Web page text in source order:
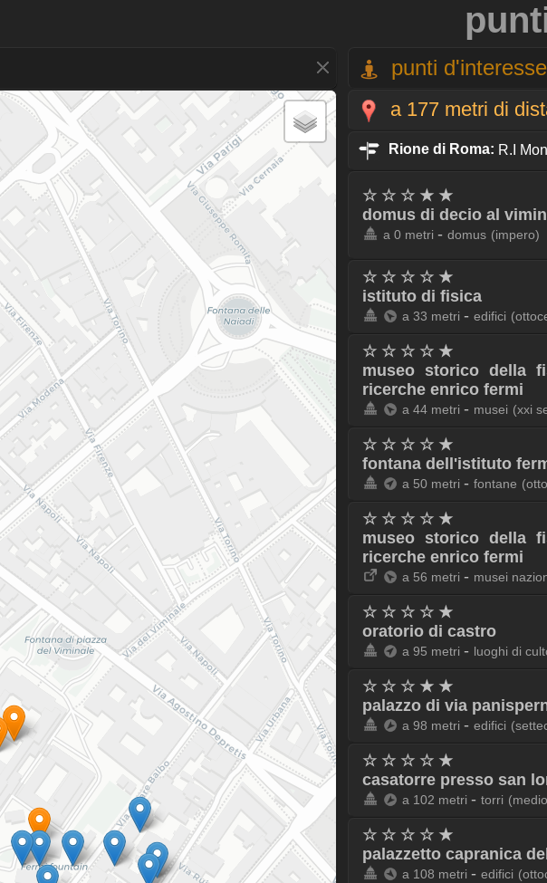
punti
a 177 metri di
Rione di Roma: R.I
☆ ☆ ☆ ★ ★
domus di decio al
a 0 metri - domus (impero)
☆ ☆ ☆ ☆ ★
istituto di fisica
a 33 metri - edifici
☆ ☆ ☆ ☆ ★
museo storico della
ricerche enrico fermi
a 44 metri - musei (xxi
☆ ☆ ☆ ☆ ★
fontana dell'istituto
a 50 metri - fontane
☆ ☆ ☆ ☆ ★
museo storico della
ricerche enrico fermi
a 56 metri - musei
☆ ☆ ☆ ☆ ★
oratorio di castro
a 95 metri - luoghi di
☆ ☆ ☆ ★ ★
palazzo di via
a 98 metri - edifici
☆ ☆ ☆ ☆ ★
casatorre presso san
a 102 metri - torri
☆ ☆ ☆ ☆ ★
palazzetto capranica
a 108 metri - edifici